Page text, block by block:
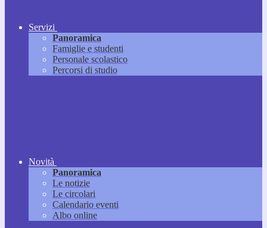
Servizi
Panoramica
Famiglie e studenti
Personale scolastico
Percorsi di studio
Novità
Panoramica
Le notizie
Le circolari
Calendario eventi
Albo online